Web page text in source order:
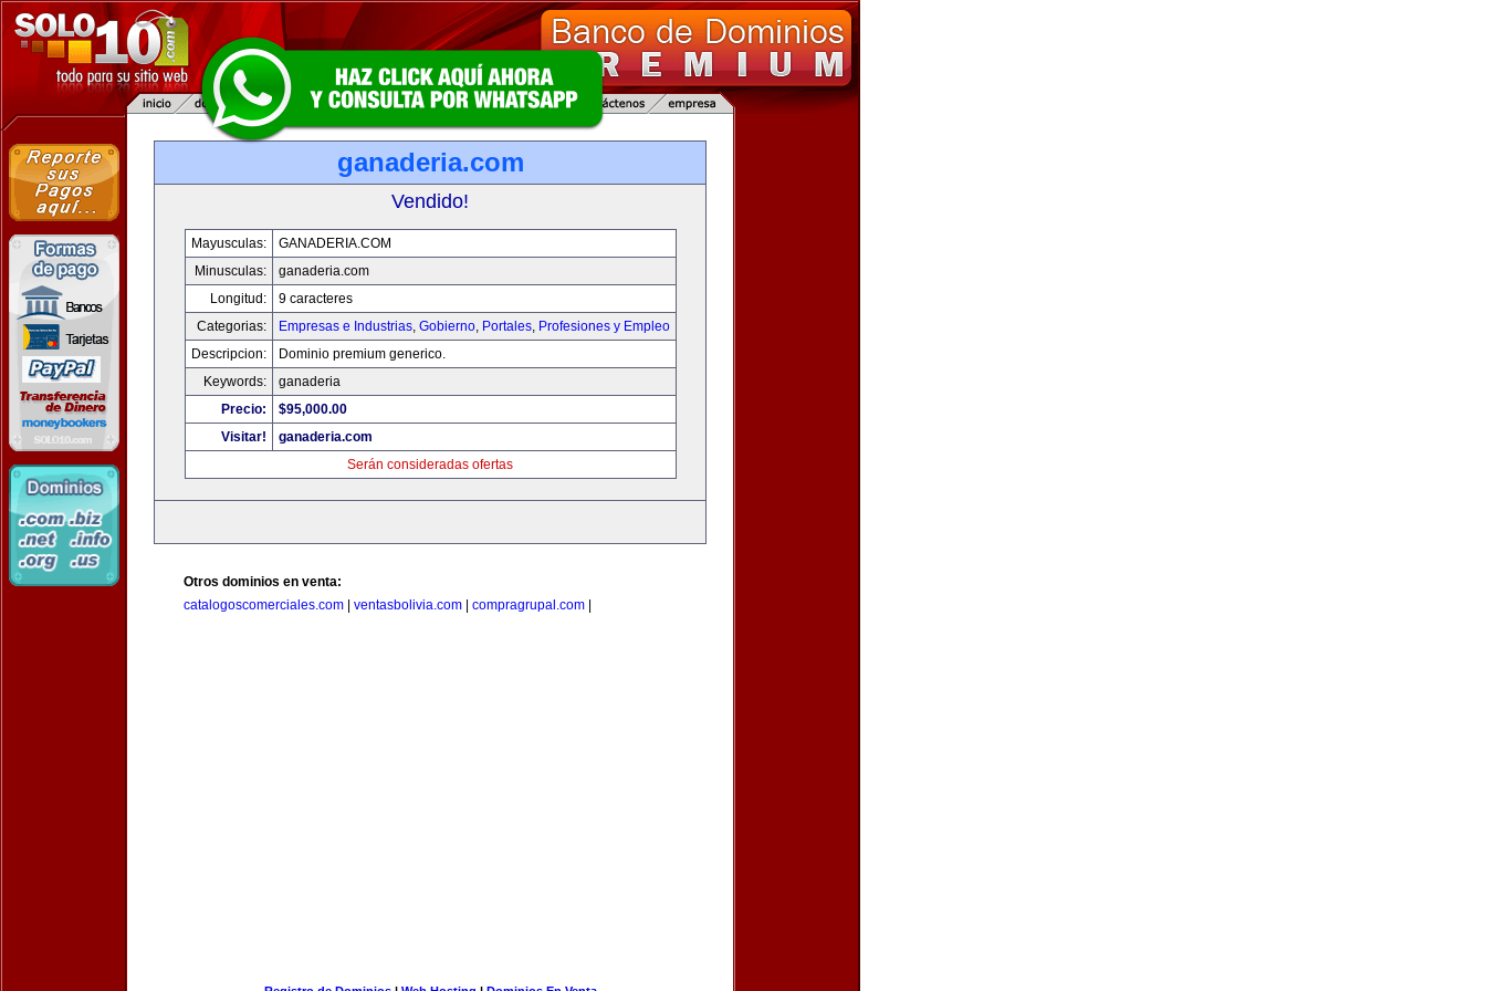
ganaderia.com
Vendido!
Mayusculas:
GANADERIA.COM
Minusculas:
ganaderia.com
Longitud:
9 caracteres
Categorias:
Empresas e Industrias, Gobierno, Portales, Profesiones y Empleo
Descripcion:
Dominio premium generico.
Keywords:
ganaderia
Precio:
$95,000.00
Visitar!
ganaderia.com
Serán consideradas ofertas
Otros dominios en venta:
catalogoscomerciales.com
ventasbolivia.com compragrupal.com